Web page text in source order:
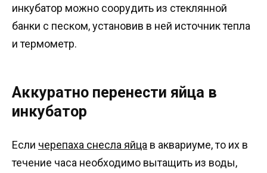
инкубатор можно соорудить из стеклянной
банки с песком, установив в ней источник тепла
и термометр.
Аккуратно перенести яйца в
инкубатор
Если черепаха снесла яйца в аквариуме, то их в
течение часа необходимо вытащить из воды,